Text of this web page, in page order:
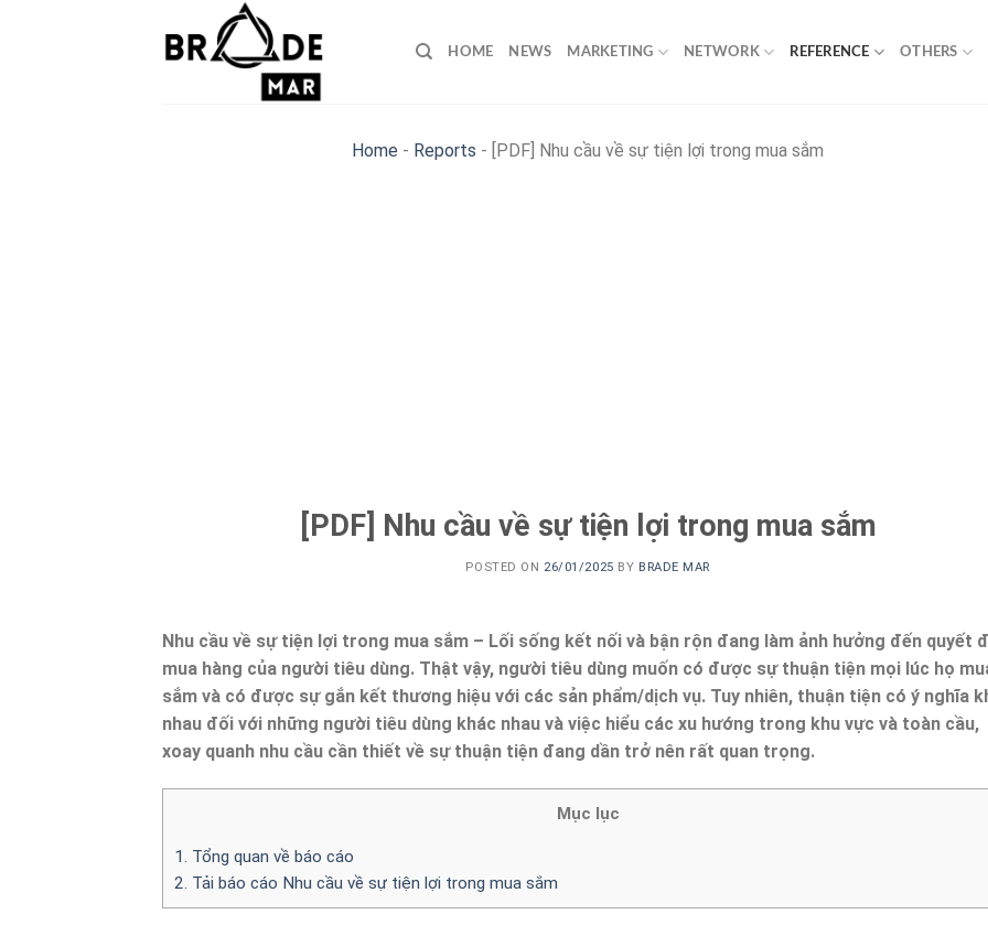
HOME NEWS MARKETING NETWORK REFERENCE OTHERS
Home - Reports - [PDF] Nhu cầu về sự tiện lợi trong mua sắm
[PDF] Nhu cầu về sự tiện lợi trong mua sắm
POSTED ON 26/01/2025 BY BRADE MAR
Nhu cầu về sự tiện lợi trong mua sắm – Lối sống kết nối và bận rộn đang làm ảnh hưởng đến quyết
mua hàng của người tiêu dùng. Thật vậy, người tiêu dùng muốn có được sự thuận tiện mọi lúc họ
sắm và có được sự gắn kết thương hiệu với các sản phẩm/dịch vụ. Tuy nhiên, thuận tiện có ý nghĩa
nhau đối với những người tiêu dùng khác nhau và việc hiểu các xu hướng trong khu vực và toàn cầu,
xoay quanh nhu cầu cần thiết về sự thuận tiện đang dần trở nên rất quan trọng.
Mục lục
1. Tổng quan về báo cáo
2. Tải báo cáo Nhu cầu về sự tiện lợi trong mua sắm